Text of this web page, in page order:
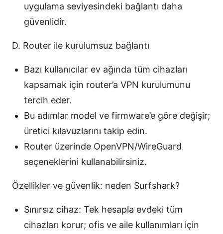
uygulama seviyesindeki bağlantı daha
güvenlidir.
D. Router ile kurulumsuz bağlantı
Bazı kullanıcılar ev ağında tüm cihazları
kapsamak için router’a VPN kurulumunu
tercih eder.
Bu adımlar model ve firmware’e göre değişir;
üretici kılavuzlarını takip edin.
Router üzerinde OpenVPN/WireGuard
seçeneklerini kullanabilirsiniz.
Özellikler ve güvenlik: neden Surfshark?
Sınırsız cihaz: Tek hesapla evdeki tüm
cihazları korur; ofis ve aile kullanımları için